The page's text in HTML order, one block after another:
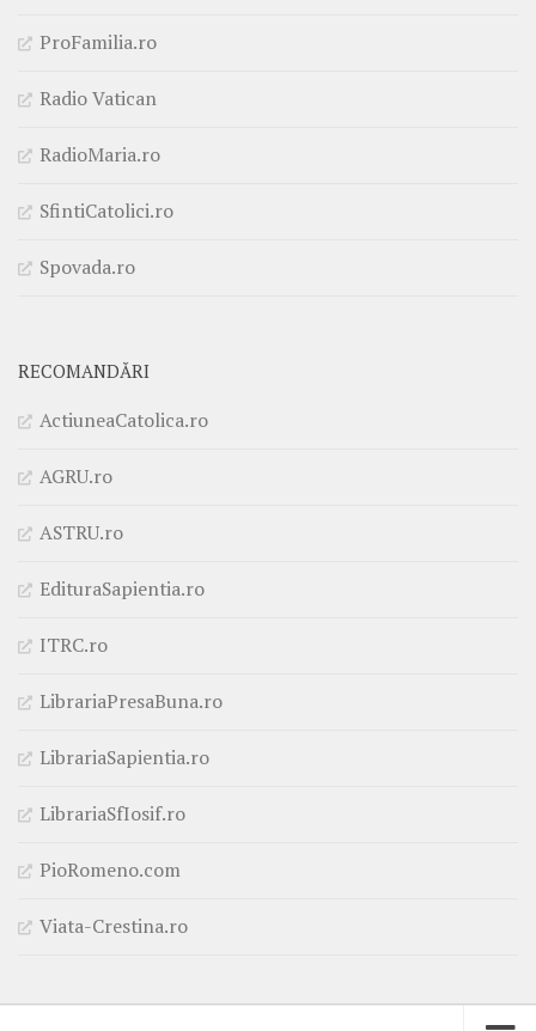
ProFamilia.ro
Radio Vatican
RadioMaria.ro
SfintiCatolici.ro
Spovada.ro
RECOMANDĂRI
ActiuneaCatolica.ro
AGRU.ro
ASTRU.ro
EdituraSapientia.ro
ITRC.ro
LibrariaPresaBuna.ro
LibrariaSapientia.ro
LibrariaSfIosif.ro
PioRomeno.com
Viata-Crestina.ro